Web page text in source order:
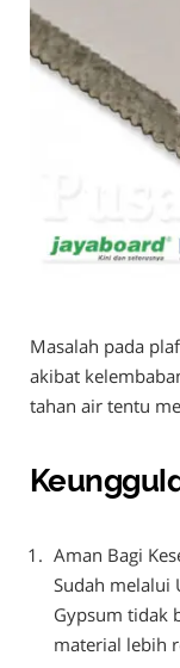
Masalah pada
akibat
tahan air tentu
Aman Bagi
Sudah melalui
Gypsum tidak
material lebih